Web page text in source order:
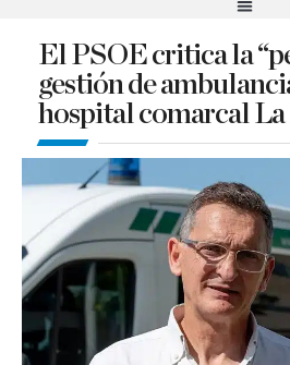
El PSOE critica la
gestión de
hospital comarcal